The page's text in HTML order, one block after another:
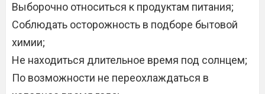
Выборочно относиться к продуктам питания;
Соблюдать осторожность в подборе бытовой
химии;
Не находиться длительное время под солнцем;
По возможности не переохлаждаться в